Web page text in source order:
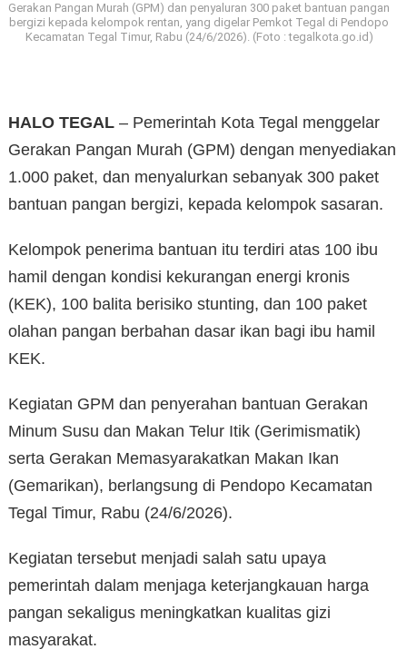
Gerakan Pangan Murah (GPM) dan penyaluran 300 paket bantuan pangan
bergizi kepada kelompok rentan, yang digelar Pemkot Tegal di Pendopo
Kecamatan Tegal Timur, Rabu (24/6/2026). (Foto : tegalkota.go.id)
HALO TEGAL – Pemerintah Kota Tegal menggelar
Gerakan Pangan Murah (GPM) dengan menyediakan
1.000 paket, dan menyalurkan sebanyak 300 paket
bantuan pangan bergizi, kepada kelompok sasaran.
Kelompok penerima bantuan itu terdiri atas 100 ibu
hamil dengan kondisi kekurangan energi kronis
(KEK), 100 balita berisiko stunting, dan 100 paket
olahan pangan berbahan dasar ikan bagi ibu hamil
KEK.
Kegiatan GPM dan penyerahan bantuan Gerakan
Minum Susu dan Makan Telur Itik (Gerimismatik)
serta Gerakan Memasyarakatkan Makan Ikan
(Gemarikan), berlangsung di Pendopo Kecamatan
Tegal Timur, Rabu (24/6/2026).
Kegiatan tersebut menjadi salah satu upaya
pemerintah dalam menjaga keterjangkauan harga
pangan sekaligus meningkatkan kualitas gizi
masyarakat.